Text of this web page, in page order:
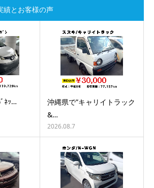
績とお客様の声
ﾈｯ…
沖縄県で”キャリイトラック
&…
2026.08.7